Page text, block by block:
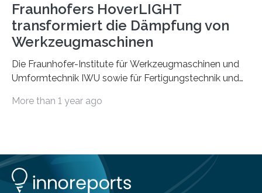
Fraunhofers HoverLIGHT
transformiert die Dämpfung von
Werkzeugmaschinen
Die Fraunhofer-Institute für Werkzeugmaschinen und
Umformtechnik IWU sowie für Fertigungstechnik und
Durchbruch in der Materialforschung erzielt: Der
partikelgefüllten Hohlkugeln erreicht HoverLIGHT einen
bisher unerreichten Eigenschaftsmix aus Leichtigkeit,
Steifigkeit und Schwingungsdämpfung. In einem
More than 1 year ago